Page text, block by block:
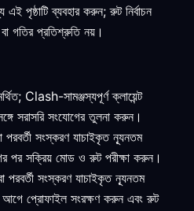
পৃষ্ঠাটি ব্যবহার করুন; রুট নির্বাচন
গতির প্রতিশ্রুতি নয়।
Clash-সামঞ্জস্যপূর্ণ ক্লায়েন্ট
সরাসরি সংযোগের তুলনা করুন।
সংস্করণ যাচাইকৃত ন্যূনতম
পর সক্রিয় মোড ও রুট পরীক্ষা করুন।
সংস্করণ যাচাইকৃত ন্যূনতম
আগে প্রোফাইল সংরক্ষণ করুন এবং রুট